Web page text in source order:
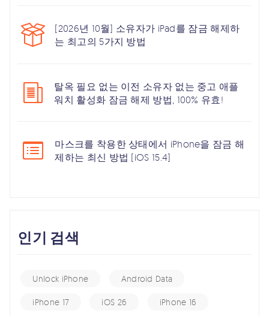
[2026년 10월] 소유자가 iPad를 잠금 해제하
는 최고의 5가지 방법
탈옥 필요 없는 이전 소유자 없는 중고 애플
워치 활성화 잠금 해제 방법, 100% 유효!
마스크를 착용한 상태에서 iPhone을 잠금 해
제하는 최신 방법 [iOS 15.4]
인기 검색
Unlock iPhone Android Data
iPhone 17 iOS 26 iPhone 16